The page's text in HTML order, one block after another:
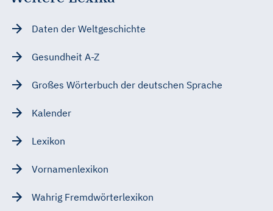
Daten der Weltgeschichte
Gesundheit A-Z
Großes Wörterbuch der deutschen Sprache
Kalender
Lexikon
Vornamenlexikon
Wahrig Fremdwörterlexikon